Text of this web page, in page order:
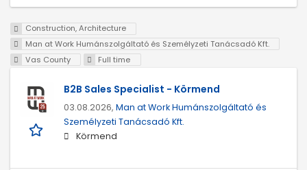
Construction, Architecture
Man at Work Humánszolgáltató és Személyzeti Tanácsadó Kft.
Vas County
Full time
B2B Sales Specialist - Körmend
03.08.2026, Man at Work Humánszolgáltató és
Személyzeti Tanácsadó Kft.
Körmend